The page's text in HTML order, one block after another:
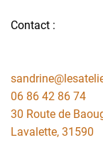
Contact :
06 86 42 86 74
30 Route de
Lavalette, 31590